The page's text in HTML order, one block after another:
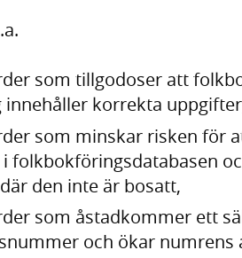
som tillgodoser att
innehåller korrekta
som minskar risken för
folkbokföringsdatabasen
den inte är bosatt,
som åstadkommer ett
och ökar numrens